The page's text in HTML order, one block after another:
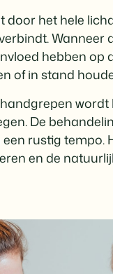
door het hele
Wanneer
hebben op
of in stand
wordt
De
rustig tempo.
en de